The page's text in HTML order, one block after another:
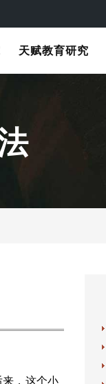
天赋教育研究
，这个小